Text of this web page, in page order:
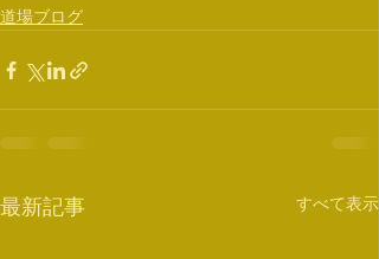
道場ブログ
最新記事 すべて表示